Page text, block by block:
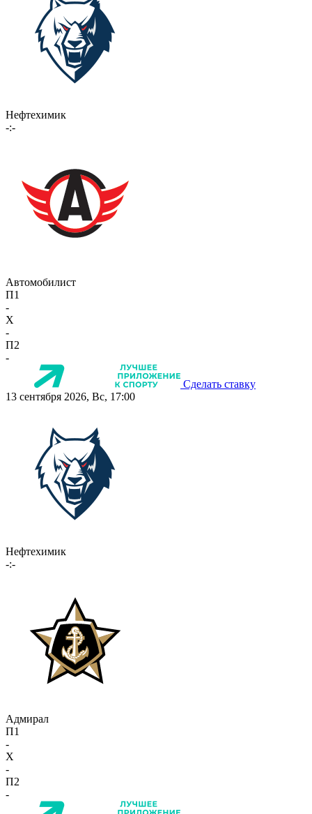
Нефтехимик
-:-
Автомобилист
П1
-
X
-
П2
-
Сделать ставку
13 сентября 2026, Вс, 17:00
Нефтехимик
-:-
Адмирал
П1
-
X
-
П2
-